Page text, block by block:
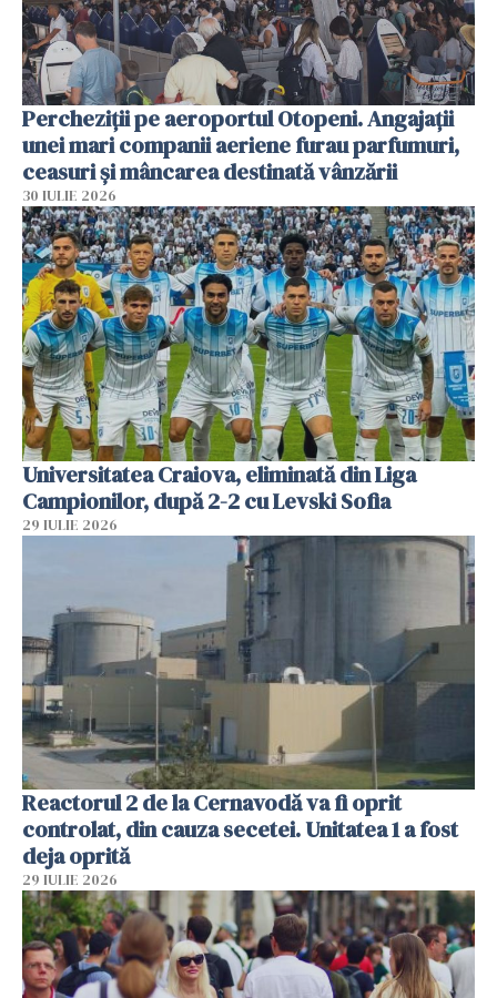
Percheziții pe aeroportul Otopeni. Angajații
unei mari companii aeriene furau parfumuri,
ceasuri și mâncarea destinată vânzării
30 IULIE 2026
Universitatea Craiova, eliminată din Liga
Campionilor, după 2-2 cu Levski Sofia
29 IULIE 2026
Reactorul 2 de la Cernavodă va fi oprit
controlat, din cauza secetei. Unitatea 1 a fost
deja oprită
29 IULIE 2026